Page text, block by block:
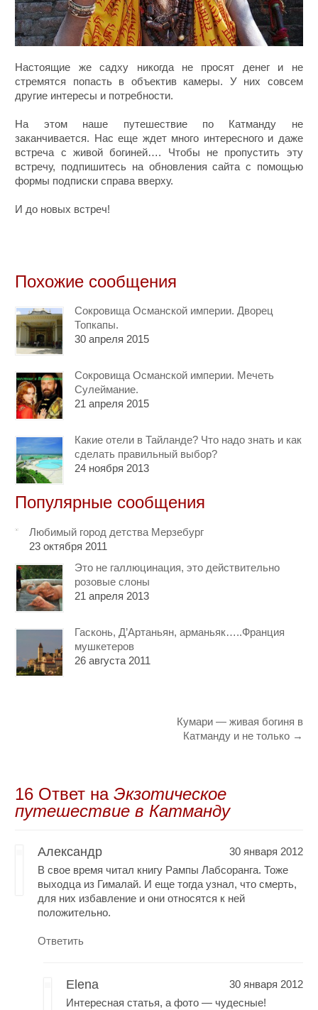
Настоящие же садху никогда не просят денег и не
стремятся попасть в объектив камеры. У них совсем
другие интересы и потребности.
На этом наше путешествие по Катманду не
заканчивается. Нас еще ждет много интересного и даже
встреча с живой богиней…. Чтобы не пропустить эту
встречу, подпишитесь на обновления сайта с помощью
формы подписки справа вверху.
И до новых встреч!
Похожие сообщения
Сокровища Османской империи. Дворец
Топкапы.
30 апреля 2015
Сокровища Османской империи. Мечеть
Сулеймание.
21 апреля 2015
Какие отели в Тайланде? Что надо знать и как
сделать правильный выбор?
24 ноября 2013
Популярные сообщения
Любимый город детства Мерзебург
23 октября 2011
Это не галлюцинация, это действительно
розовые слоны
21 апреля 2013
Гасконь, Д’Артаньян, арманьяк…..Франция
мушкетеров
26 августа 2011
Кумари — живая богиня в
Катманду и не только →
16 Oтвет наЭкзотическое
путешествие в Катманду
Александр
30 января 2012
В свое время читал книгу Рампы Лабсоранга. Тоже
выходца из Гималай. И еще тогда узнал, что смерть,
для них избавление и они относятся к ней
положительно.
Ответить
Elena
30 января 2012
Интересная статья, а фото — чудесные!